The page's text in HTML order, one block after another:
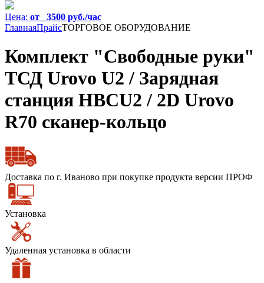
Цена: от 3500 руб./час
ГлавнаяПрайсТОРГОВОЕ ОБОРУДОВАНИЕ
Комплект "Свободные руки"
ТСД Urovo U2 / Зарядная
станция HBCU2 / 2D Urovo
R70 сканер-кольцо
Доставка по г. Иваново при покупке продукта версии ПРОФ
Установка
Удаленная установка в области